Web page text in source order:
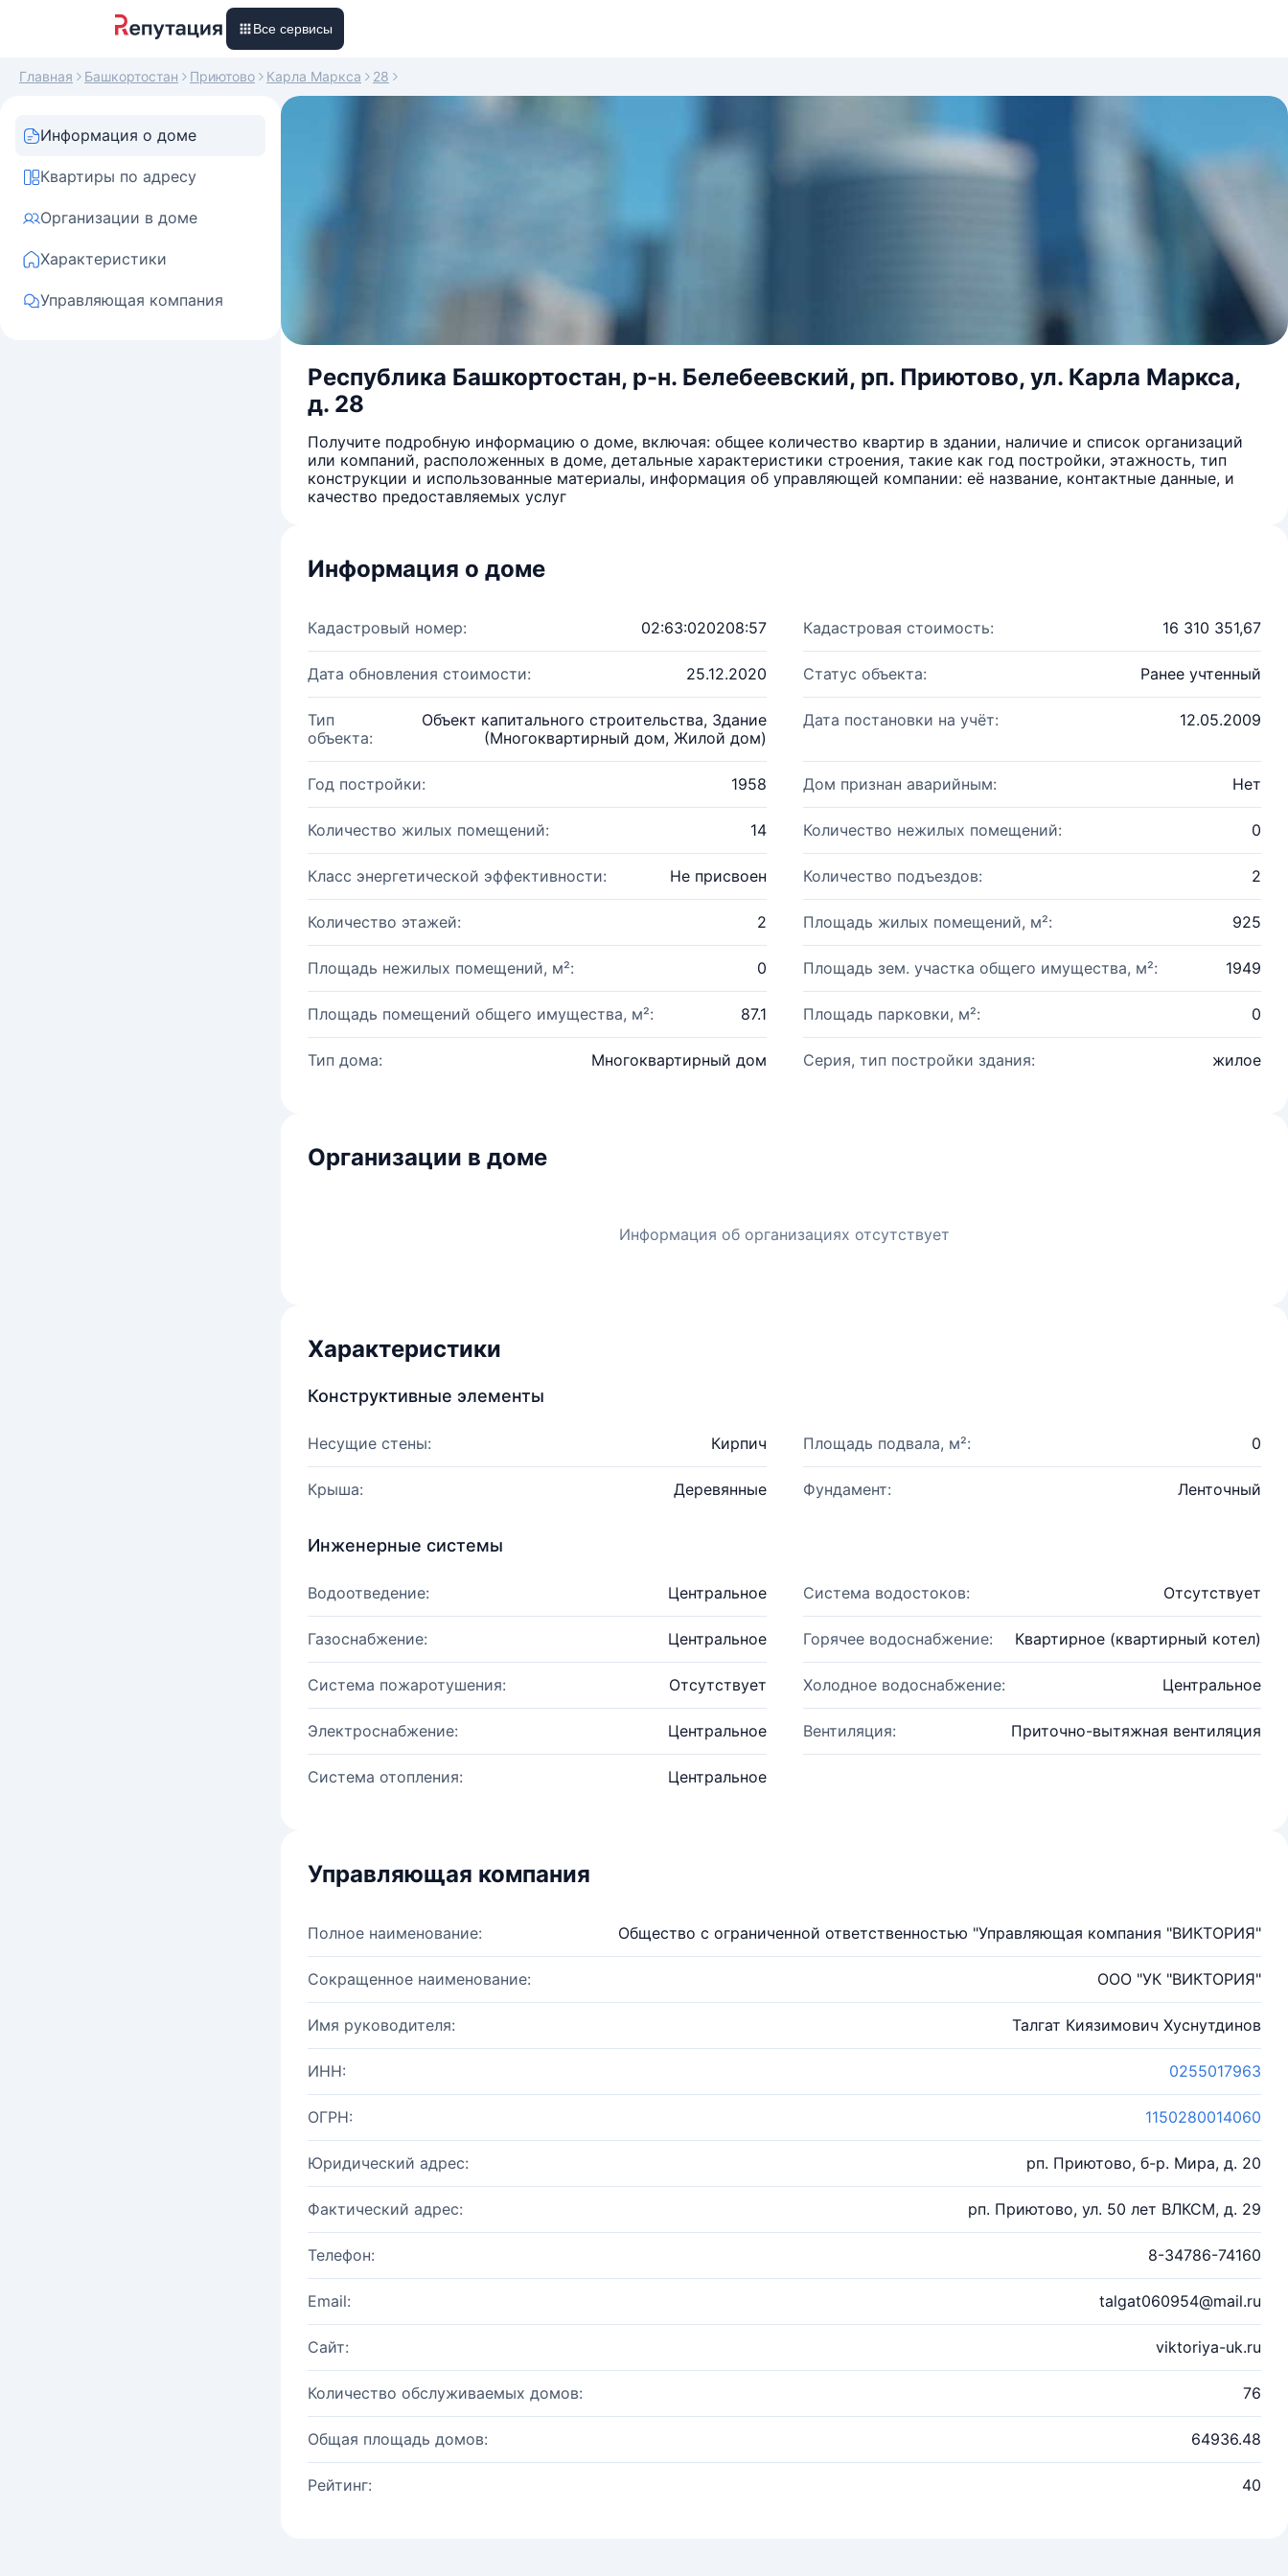
Все сервисы
Главная Башкортостан Приютово Карла Маркса 28
Информация о доме
Квартиры по адресу
Организации в доме
Характеристики
Управляющая компания
Республика Башкортостан, р-н. Белебеевский, рп. Приютово, ул. Карла Маркса,
д. 28
Получите подробную информацию о доме, включая: общее количество квартир в здании, наличие и список организаций
или компаний, расположенных в доме, детальные характеристики строения, такие как год постройки, этажность, тип
конструкции и использованные материалы, информация об управляющей компании: её название, контактные данные, и
качество предоставляемых услуг
Информация о доме
Кадастровый номер: 02:63:020208:57 Кадастровая стоимость: 16 310 351,67
Дата обновления стоимости: 25.12.2020 Статус объекта: Ранее учтенный
Тип
объекта:
Объект капитального строительства, Здание
(Многоквартирный дом, Жилой дом)
Дата постановки на учёт: 12.05.2009
Год постройки: 1958 Дом признан аварийным: Нет
Количество жилых помещений: 14 Количество нежилых помещений: 0
Класс энергетической эффективности: Не присвоен Количество подъездов: 2
Количество этажей: 2 Площадь жилых помещений, м²: 925
Площадь нежилых помещений, м²: 0 Площадь зем. участка общего имущества, м²: 1949
Площадь помещений общего имущества, м²: 87.1 Площадь парковки, м²: 0
Тип дома: Многоквартирный дом Серия, тип постройки здания: жилое
Организации в доме
Информация об организациях отсутствует
Характеристики
Конструктивные элементы
Несущие стены: Кирпич Площадь подвала, м²: 0
Крыша: Деревянные Фундамент: Ленточный
Инженерные системы
Водоотведение: Центральное Система водостоков: Отсутствует
Газоснабжение: Центральное Горячее водоснабжение: Квартирное (квартирный котел)
Система пожаротушения: Отсутствует Холодное водоснабжение: Центральное
Электроснабжение: Центральное Вентиляция: Приточно-вытяжная вентиляция
Система отопления: Центральное
Управляющая компания
Полное наименование: Общество с ограниченной ответственностью "Управляющая компания "ВИКТОРИЯ"
Сокращенное наименование: ООО "УК "ВИКТОРИЯ"
Имя руководителя: Талгат Киязимович Хуснутдинов
ИНН: 0255017963
ОГРН: 1150280014060
Юридический адрес: рп. Приютово, б-р. Мира, д. 20
Фактический адрес: рп. Приютово, ул. 50 лет ВЛКСМ, д. 29
Телефон: 8-34786-74160
Email: talgat060954@mail.ru
Сайт: viktoriya-uk.ru
Количество обслуживаемых домов: 76
Общая площадь домов: 64936.48
Рейтинг: 40